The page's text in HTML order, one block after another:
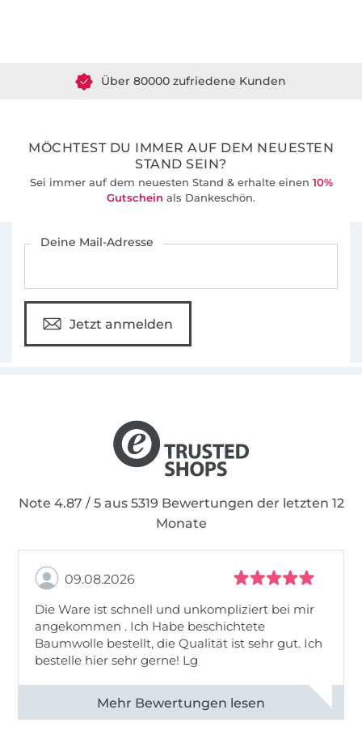
MÖCHTEST DU IMMER AUF DEM NEUESTEN
STAND SEIN?
Sei immer auf dem neuesten Stand & erhalte einen 10%
Gutschein als Dankeschön.
Deine Mail-Adresse
Jetzt anmelden
Note 4.87 / 5 aus 5319 Bewertungen der letzten 12
Monate
09.08.2026
Die Ware ist schnell und unkompliziert bei mir
angekommen . Ich Habe beschichtete
Baumwolle bestellt, die Qualität ist sehr gut. Ich
bestelle hier sehr gerne! Lg
Alle 83031 Bewertungen ansehen